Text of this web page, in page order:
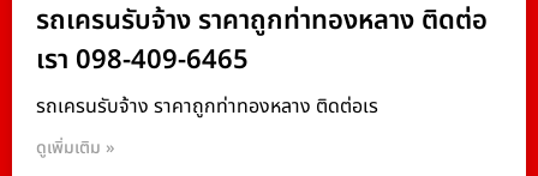
รถเครนรับจ้าง ราคาถูกท่าทองหลาง ติดต่อ
เรา 098-409-6465
รถเครนรับจ้าง ราคาถูกท่าทองหลาง ติดต่อเร
ดูเพิ่มเติม »